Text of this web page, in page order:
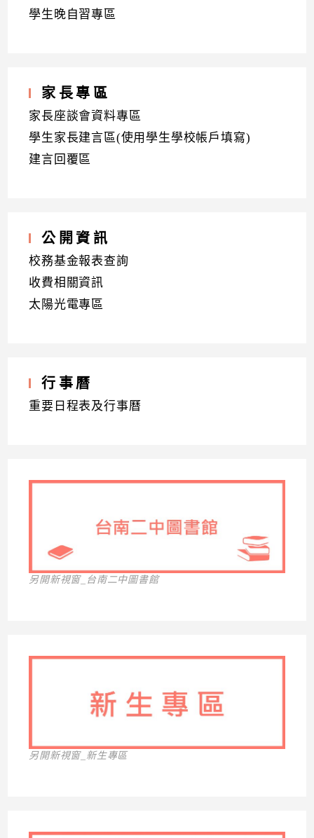
學生晚自習專區
家長專區
家長座談會資料專區
學生家長建言區(使用學生學校帳戶填寫)
建言回覆區
公開資訊
校務基金報表查詢
收費相關資訊
太陽光電專區
行事曆
重要日程表及行事曆
另開新視窗_台南二中圖書館
另開新視窗_新生專區